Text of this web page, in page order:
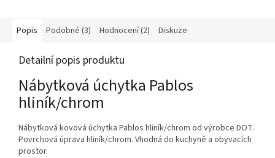
Popis Podobné (3) Hodnocení (2) Diskuze
Detailní popis produktu
Nábytková úchytka Pablos
hliník/chrom
Nábytková kovová úchytka Pablos hliník/chrom od výrobce DOT.
Povrchová úprava hliník/chrom. Vhodná do kuchyně a obyvacích
prostor.